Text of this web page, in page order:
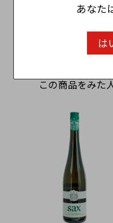
カ
この商品をみた
あなた
は